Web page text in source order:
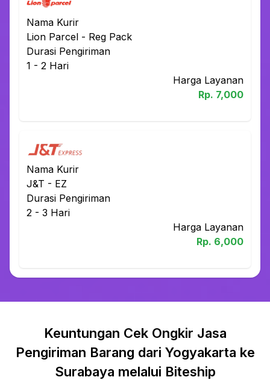
Nama Kurir
Lion Parcel - Reg Pack
Durasi Pengiriman
1 - 2 Hari
Harga Layanan
Rp. 7,000
Nama Kurir
J&T - EZ
Durasi Pengiriman
2 - 3 Hari
Harga Layanan
Rp. 6,000
Keuntungan Cek Ongkir Jasa
Pengiriman Barang dari Yogyakarta ke
Surabaya melalui Biteship